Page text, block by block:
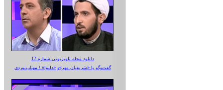
دانلود مجله تلویزیونی شماره 17
گفت‌وگو با «شریفیان مهر»‌و «دلنوا» / مهتاب‌نوردی